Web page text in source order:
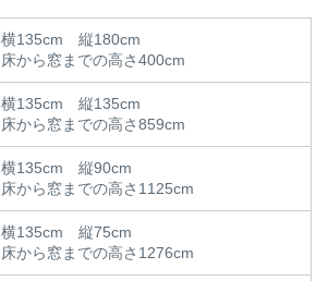
横135cm 縦180cm
床から窓までの高さ400cm
横135cm 縦135cm
床から窓までの高さ859cm
横135cm 縦90cm
床から窓までの高さ1125cm
横135cm 縦75cm
床から窓までの高さ1276cm